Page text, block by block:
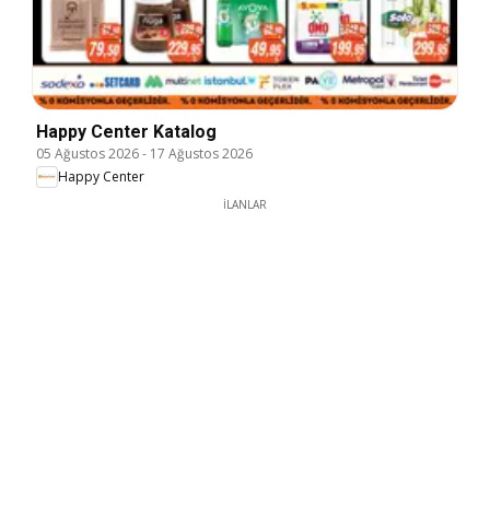
Happy Center Katalog
05 Ağustos 2026- 17 Ağustos 2026
Happy Center
İLANLAR